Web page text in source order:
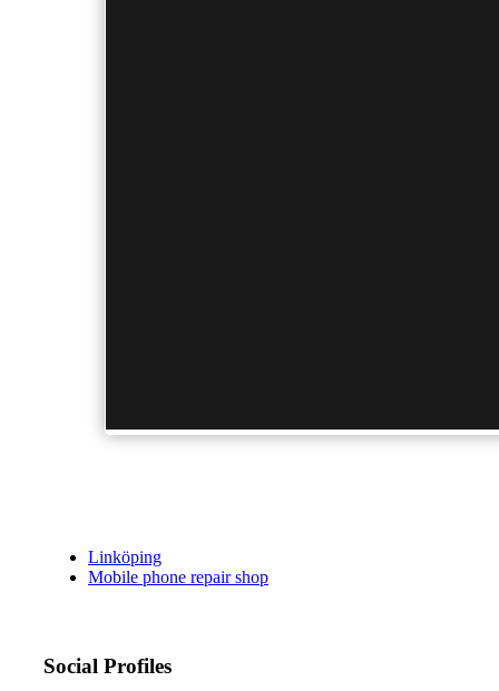
Linköping
Mobile phone repair shop
Social Profiles